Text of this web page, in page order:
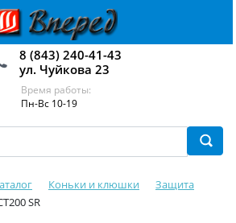
8 (843) 240-41-43
ул. Чуйкова 23
Время работы:
Пн-Вс 10-19
Коньки и клюшки
Защита
SR